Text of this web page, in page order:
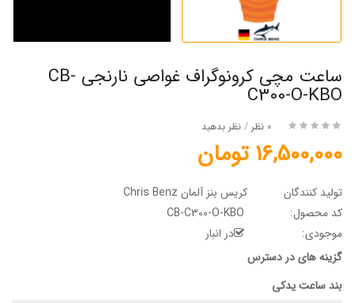
ساعت مچی کرونوگراف غواصی نارنجی CB-
C300-O-KBO
0 نظر / نظر بدهید
16,500,000 تومان
تولید کنندگان
کریس بنز آلمان Chris Benz
کد محصول:
موجودی:
در انبار
گزینه های در دسترس
بند ساعت یدکی